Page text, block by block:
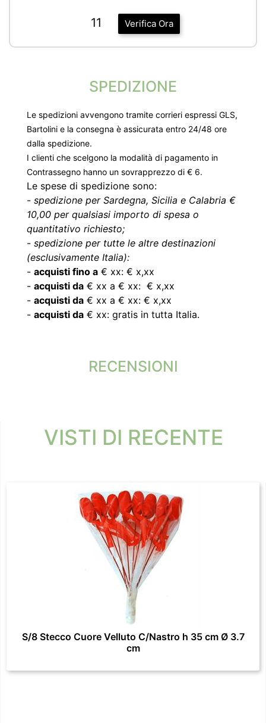
Verifica Ora
11
SPEDIZIONE
Le spedizioni avvengono tramite corrieri espressi GLS,
Bartolini e la consegna è assicurata entro 24/48 ore
dalla spedizione.
I clienti che scelgono la modalità di pagamento in
Contrassegno hanno un sovrapprezzo di € 6.
Le spese di spedizione sono:
- spedizione per Sardegna, Sicilia e Calabria €
10,00 per qualsiasi importo di spesa o
quantitativo richiesto;
- spedizione per tutte le altre destinazioni
(esclusivamente Italia):
- acquisti fino a € xx: € x,xx
- acquisti da € xx a € xx: € x,xx
- acquisti da € xx a € xx: € x,xx
- acquisti da € xx: gratis in tutta Italia.
RECENSIONI
VISTI DI RECENTE
S/8 Stecco Cuore Velluto C/Nastro h 35 cm Ø 3.7
cm